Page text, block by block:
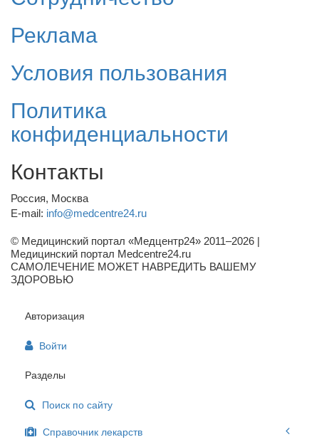
Реклама
Условия пользования
Политика
конфиденциальности
Контакты
Россия, Москва
E-mail: info@medcentre24.ru
© Медицинский портал «Медцентр24» 2011–2026 |
Медицинский портал Medcentre24.ru
САМОЛЕЧЕНИЕ МОЖЕТ НАВРЕДИТЬ ВАШЕМУ
ЗДОРОВЬЮ
Авторизация
Войти
Разделы
Поиск по сайту
Справочник лекарств